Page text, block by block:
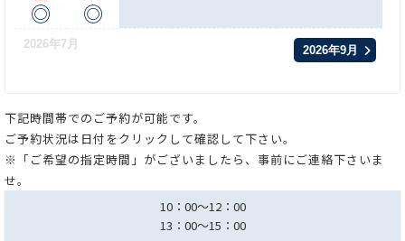
◎ ◎
2026年7月 2026年9月
下記時間帯でのご予約が可能です。
ご予約状況は日付をクリックして確認して下さい。
※「ご希望の指定時間」がございましたら、事前にご連絡下さいま
せ。
10：00～12：00
13：00～15：00